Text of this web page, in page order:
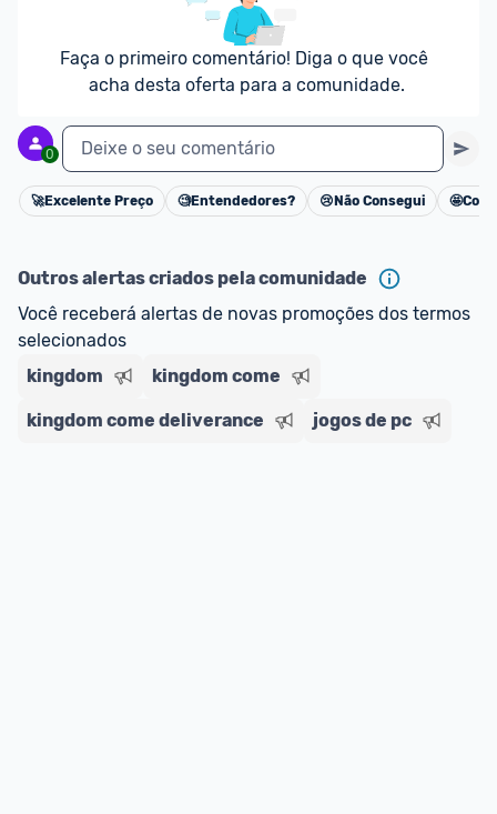
Faça o primeiro comentário! Diga o que você
acha desta oferta para a comunidade.
0 Deixe o seu comentário
Cancelar
🚀Excelente Preço 🧐Entendedores? 😢 Não Consegui 🤩
Outros alertas criados pela comunidade
Você receberá alertas de novas promoções dos termos
selecionados
kingdom
kingdom come
kingdom come deliverance jogos de pc